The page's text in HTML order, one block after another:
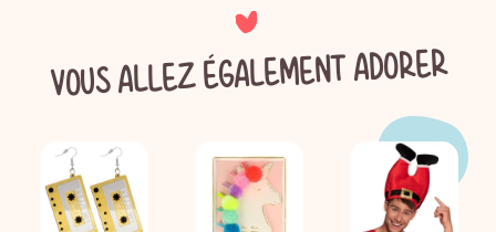
VOUS ALLEZ ÉGALEMENT ADORER